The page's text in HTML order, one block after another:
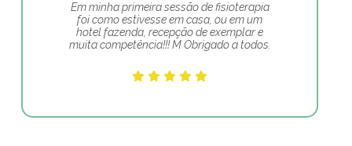
Em minha primeira sessão de fisioterapia
foi como estivesse em casa, ou em um
hotel fazenda, recepção de exemplar e
muita competência!!! M Obrigado a todos.